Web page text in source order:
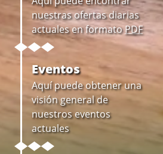
nuestras ofertas diarias
actuales en formatoPDF
Eventos
Aquí puede obtener una
visión general de
nuestros eventos
actuales